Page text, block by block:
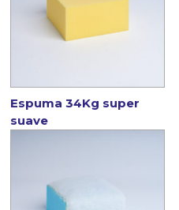
Espuma 34Kg super
suave